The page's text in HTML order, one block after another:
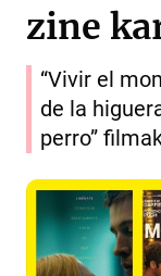
zine
“Vivir el
de la
perro”